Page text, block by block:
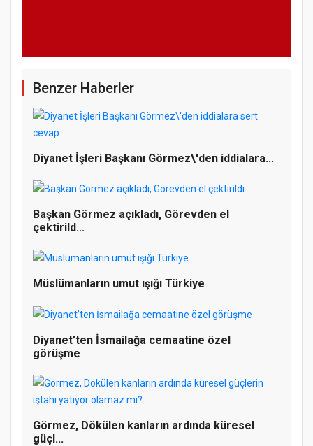
Doğanyol'da Temel Dini Bilgiler Sınavı
Gerçekleştirildi
Benzer Haberler
Diyanet İşleri Başkanı Görmez\'den iddialara...
Başkan Görmez açıkladı, Görevden el
çektirild...
Müslümanların umut ışığı Türkiye
Diyanet’ten İsmailağa cemaatine özel
görüşme
Görmez, Dökülen kanların ardında küresel
güçl...